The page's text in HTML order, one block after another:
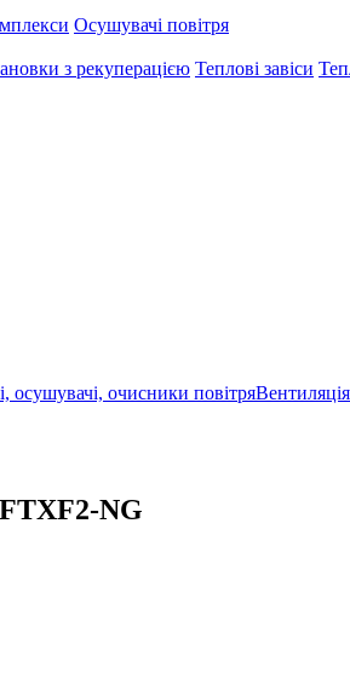
Осушувачі повітря
з рекуперацією Теплові завіси
осушувачі, очисники повітряВентиляція
NG